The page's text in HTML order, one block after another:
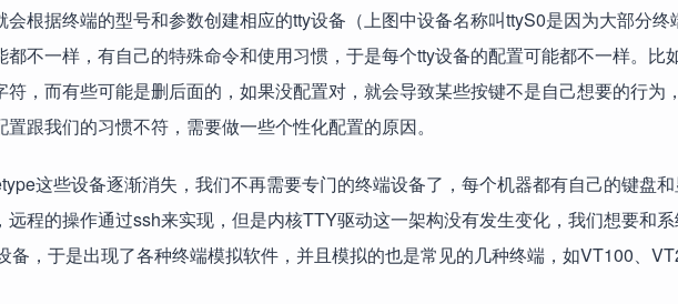
根据终端的型号和参数创建相应的tty设备（上图中设备名称叫ttyS0是因为大部分终
不一样，有自己的特殊命令和使用习惯，于是每个tty设备的配置可能都不一样。比
，而有些可能是删后面的，如果没配置对，就会导致某些按键不是自己想要的行为
跟我们的习惯不符，需要做一些个性化配置的原因。
这些设备逐渐消失，我们不再需要专门的终端设备了，每个机器都有自己的键盘
程的操作通过ssh来实现，但是内核TTY驱动这一架构没有发生变化，我们想要和
，于是出现了各种终端模拟软件，并且模拟的也是常见的几种终端，如VT100、